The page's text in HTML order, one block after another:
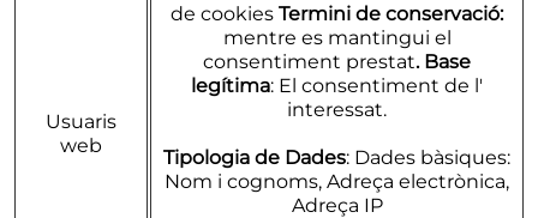
Usuaris
web
de cookies Termini de conservació:
mentre es mantingui el
consentiment prestat. Base
legítima: El consentiment de l'
interessat.
Tipologia de Dades: Dades bàsiques:
Nom i cognoms, Adreça electrònica,
Adreça IP